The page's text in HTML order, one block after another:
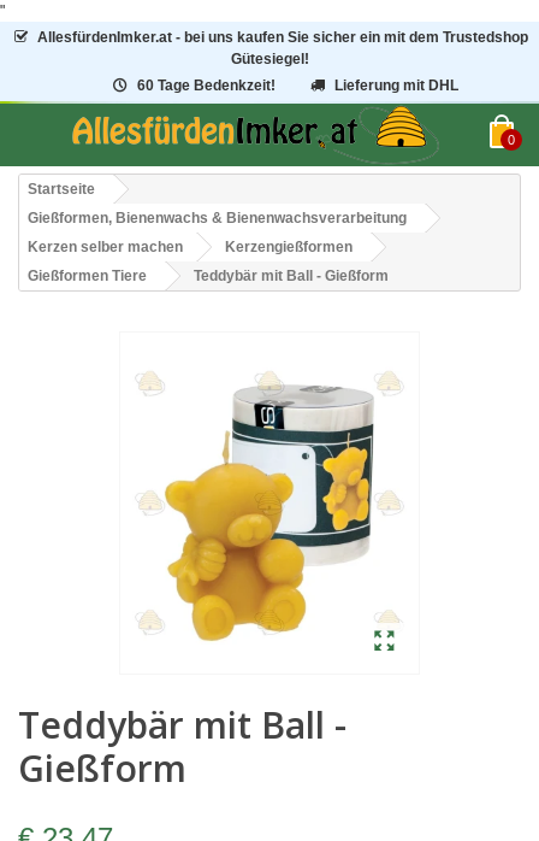
"
AllesfürdenImker.at - bei uns kaufen Sie sicher ein mit dem Trustedshop
Gütesiegel!
60 Tage Bedenkzeit!
Lieferung mit DHL
0
Startseite
Gießformen, Bienenwachs & Bienenwachsverarbeitung
Kerzen selber machen
Kerzengießformen
Gießformen Tiere
Teddybär mit Ball - Gießform
Teddybär mit Ball -
Gießform